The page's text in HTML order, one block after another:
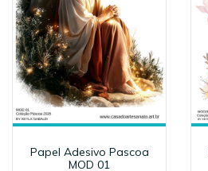
Papel Adesivo Pascoa
MOD 01